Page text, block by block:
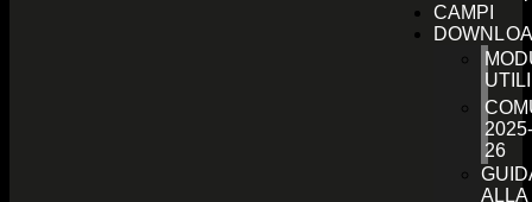
CAMPI
UTILI
2025-
26
ALLA